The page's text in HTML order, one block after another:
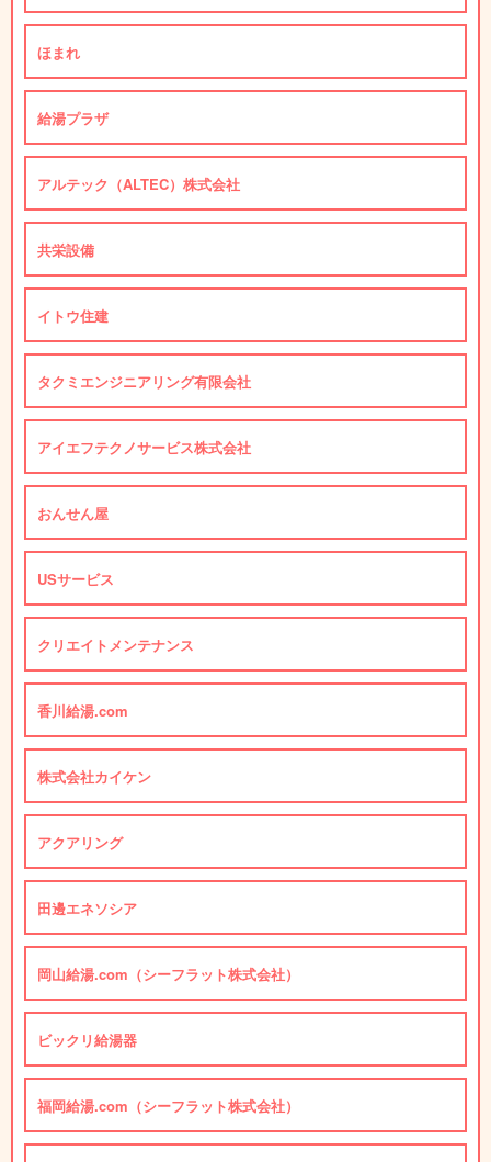
ほまれ
給湯プラザ
アルテック（ALTEC）株式会社
共栄設備
イトウ住建
タクミエンジニアリング有限会社
アイエフテクノサービス株式会社
おんせん屋
USサービス
クリエイトメンテナンス
香川給湯.com
株式会社カイケン
アクアリング
田邊エネソシア
岡山給湯.com（シーフラット株式会社）
ビックリ給湯器
福岡給湯.com（シーフラット株式会社）